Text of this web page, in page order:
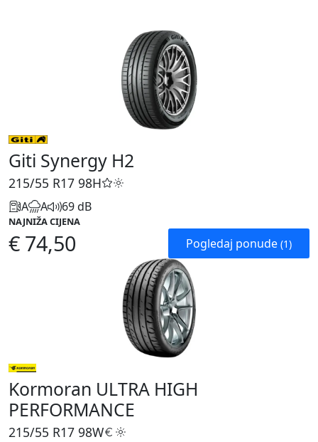
Giti Synergy H2
215/55 R17 98H
A A 69 dB
NAJNIŽA CIJENA
€ 74,50 Pogledaj ponude (1)
Kormoran ULTRA HIGH
PERFORMANCE
215/55 R17 98W